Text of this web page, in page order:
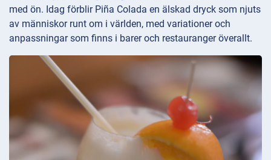
med ön. Idag förblir Piña Colada en älskad dryck som njuts
av människor runt om i världen, med variationer och
anpassningar som finns i barer och restauranger överallt.